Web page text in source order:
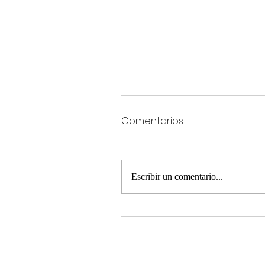
«Aquiles» en Kirguistán
Comentarios
Escribir un comentario...